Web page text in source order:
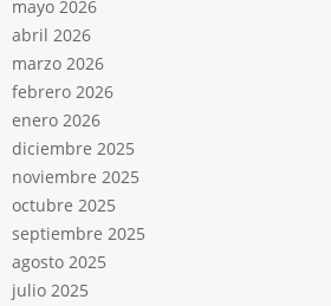
mayo 2026
abril 2026
marzo 2026
febrero 2026
enero 2026
diciembre 2025
noviembre 2025
octubre 2025
septiembre 2025
agosto 2025
julio 2025